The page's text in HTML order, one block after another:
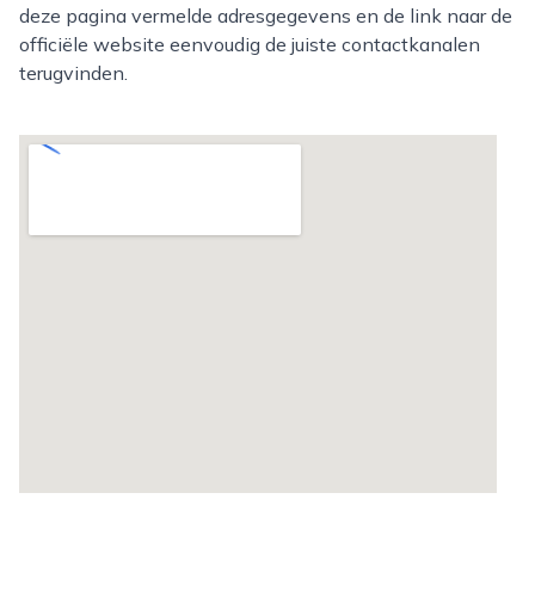
deze pagina vermelde adresgegevens en de link naar de
officiële website eenvoudig de juiste contactkanalen
terugvinden.